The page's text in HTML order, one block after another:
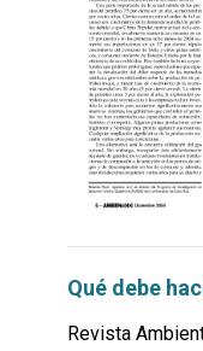
Qué debe
Revista